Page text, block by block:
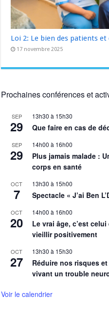
Loi 2: Le bien des patients
17 novembre 2025
Prochaines conférences et
SEP
29
13h30 à 15h30
Que faire en cas de
SEP
29
14h00 à 16h00
Plus jamais malade :
corps en santé
OCT
7
13h30 à 15h00
Spectacle « J’ai Ben
OCT
20
14h00 à 16h00
Le vrai âge, c’est
vieillir positivement
OCT
27
13h30 à 15h30
Réduire nos risques
vivant un trouble
Voir le calendrier